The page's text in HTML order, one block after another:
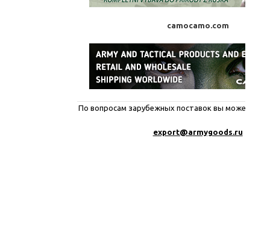
camocamo.com
По вопросам зарубежных поставок вы можете
export@armygoods.ru